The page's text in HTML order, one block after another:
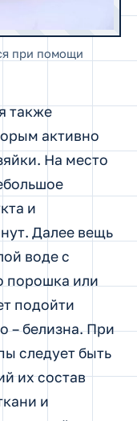
при помощи
также
активно
На место
и
Далее вещь
воде с
порошка или
подойти
– белизна. При
следует быть
их состав
и